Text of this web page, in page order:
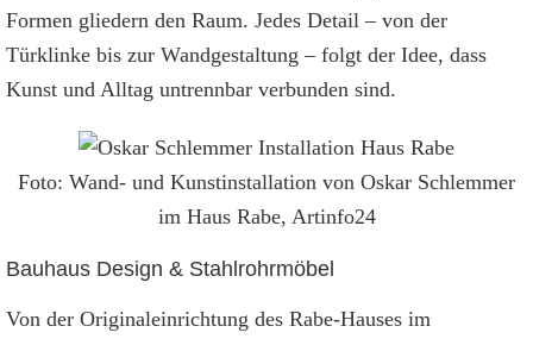
Formen gliedern den Raum. Jedes Detail – von der
Türklinke bis zur Wandgestaltung – folgt der Idee, dass
Kunst und Alltag untrennbar verbunden sind.
Foto: Wand- und Kunstinstallation von Oskar Schlemmer
im Haus Rabe, Artinfo24
Bauhaus Design & Stahlrohrmöbel
Von der Originaleinrichtung des Rabe-Hauses im